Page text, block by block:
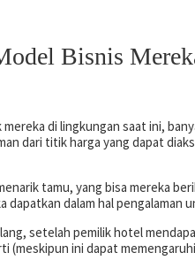
Bisnis
di lingkungan saat ini,
dari titik harga yang dapat
tamu, yang bisa mereka
dalam hal pengalaman
setelah pemilik hotel
(meskipun ini dapat